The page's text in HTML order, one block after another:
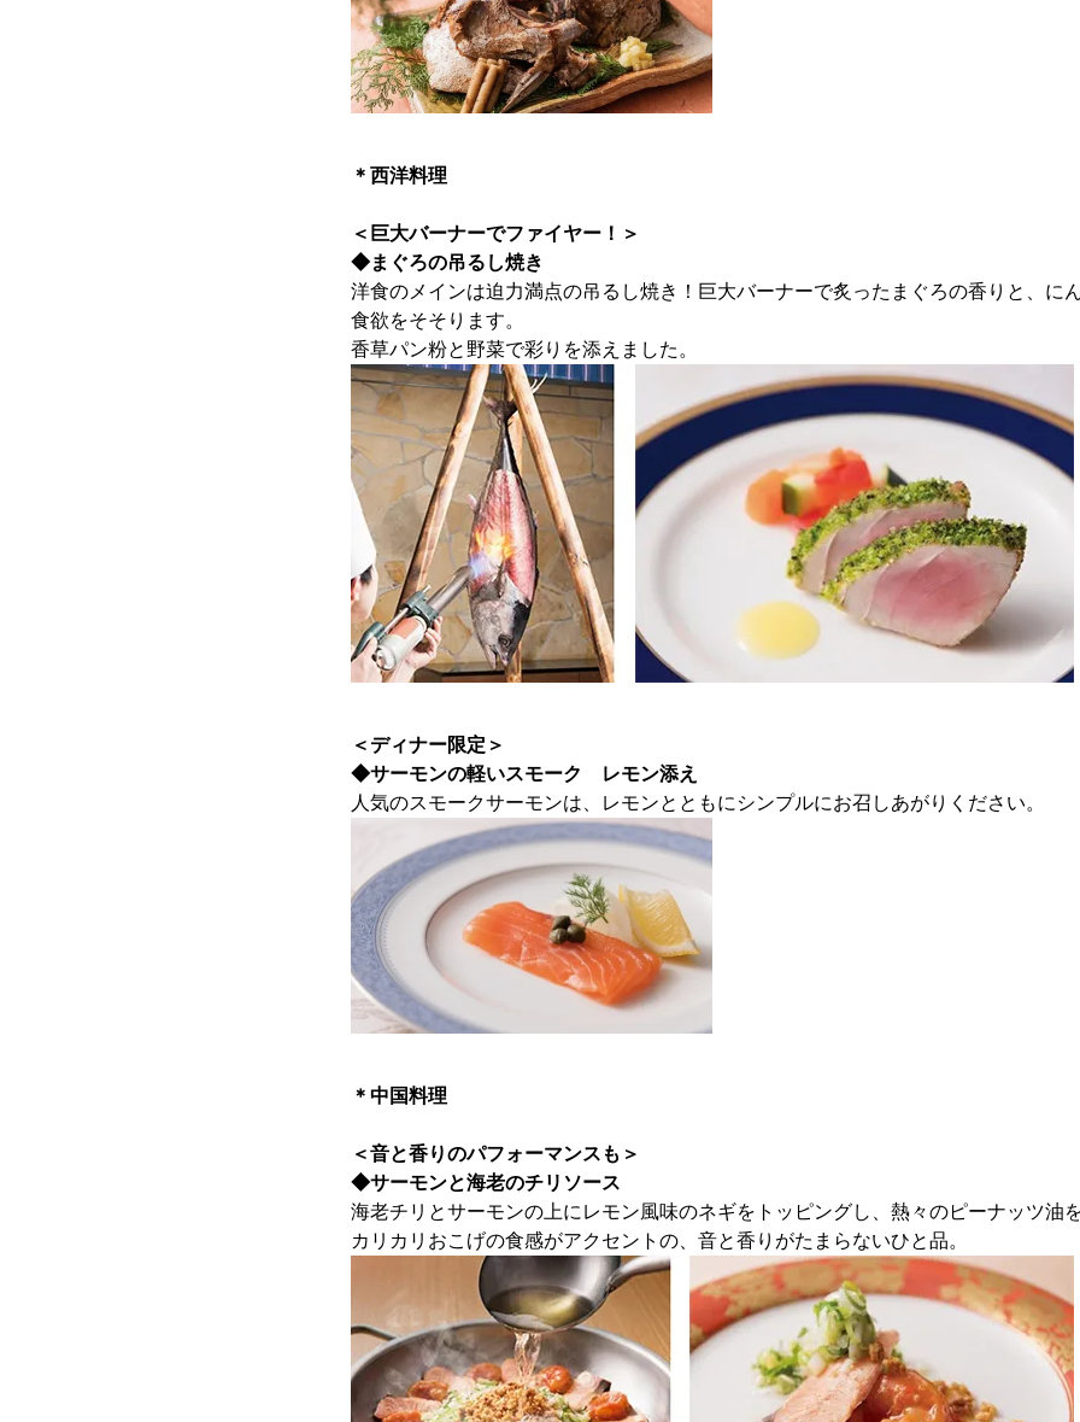
＊西洋料理
＜巨大バーナーでファイヤー！＞
◆まぐろの吊るし焼き
洋食のメインは迫力満点の吊るし焼き！巨大バーナーで炙ったまぐろの香りと、に
食欲をそそります。
香草パン粉と野菜で彩りを添えました。
＜ディナー限定＞
◆サーモンの軽いスモーク レモン添え
人気のスモークサーモンは、レモンとともにシンプルにお召しあがりください。
＊中国料理
＜音と香りのパフォーマンスも＞
◆サーモンと海老のチリソース
海老チリとサーモンの上にレモン風味のネギをトッピングし、熱々のピーナッツ油
カリカリおこげの食感がアクセントの、音と香りがたまらないひと品。